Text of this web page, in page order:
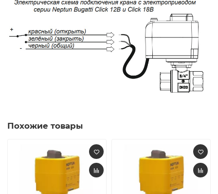
Похожие товары